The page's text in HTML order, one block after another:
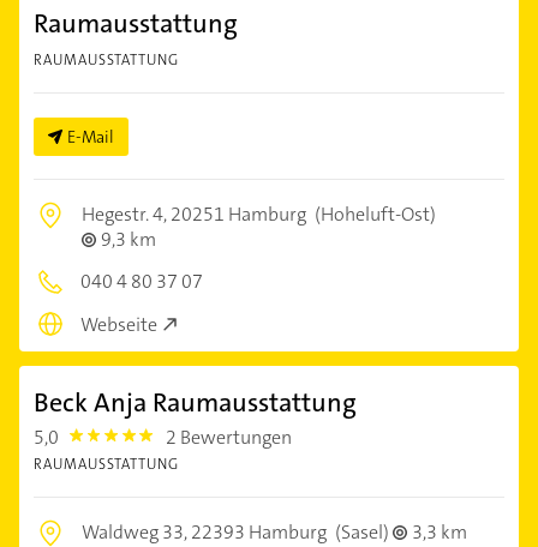
Raumausstattung
RAUMAUSSTATTUNG
E-Mail
Hegestr. 4,20251 Hamburg (Hoheluft-Ost)
9,3 km
040 4 80 37 07
Webseite
Beck Anja Raumausstattung
5,0 5.0 2 Bewertungen
RAUMAUSSTATTUNG
Waldweg 33,22393 Hamburg (Sasel)
3,3 km